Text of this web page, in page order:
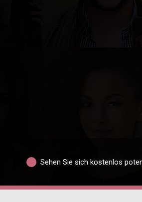
Sehen Sie sich kostenlos